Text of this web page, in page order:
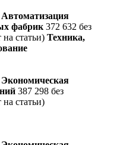
Автоматизация
фабрик 372 632 без
на статьи) Техника,
Экономическая
387 298 без
на статьи)